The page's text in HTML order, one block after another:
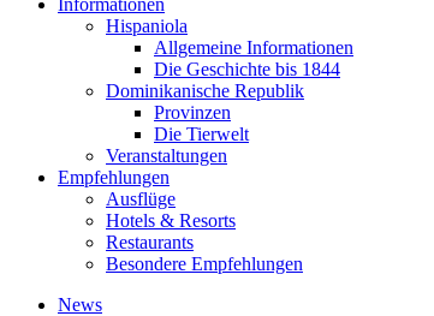
Hispaniola
Allgemeine Informationen
Die Geschichte bis 1844
Dominikanische Republik
Provinzen
Die Tierwelt
Veranstaltungen
Empfehlungen
Ausflüge
Hotels & Resorts
Restaurants
Besondere Empfehlungen
News